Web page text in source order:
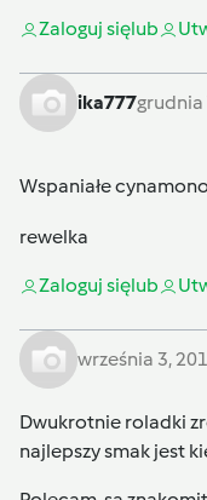
Zaloguj sięlub
ika777grudnia
Wspaniałe
rewelka
Zaloguj sięlub
września 3,
Dwukrotnie roladki
najlepszy smak jest